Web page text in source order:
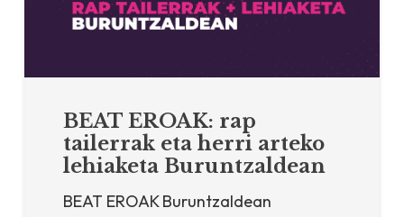
BEAT EROAK: rap
tailerrak eta herri arteko
lehiaketa Buruntzaldean
BEAT EROAK Buruntzaldean